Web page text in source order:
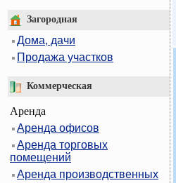
Загородная
Дома, дачи
Продажа участков
Коммерческая
Аренда
Аренда офисов
Аренда торговых
помещений
Аренда производственных